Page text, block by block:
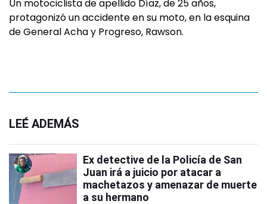
Un motociclista de apellido Díaz, de 25 años,
protagonizó un accidente en su moto, en la esquina
de General Acha y Progreso, Rawson.
LEÉ ADEMÁS
Ex detective de la Policía de San
Juan irá a juicio por atacar a
machetazos y amenazar de muerte
a su hermano